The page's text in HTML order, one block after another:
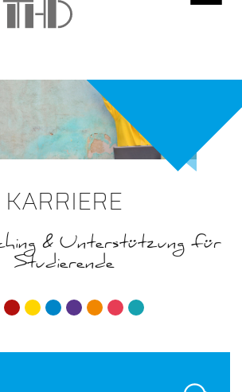
KARRIERE
& Unterstützung für
Studierende